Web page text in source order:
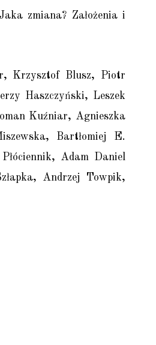
zmiana? Założenia i
Krzysztof Blusz, Piotr
Haszczyński, Leszek
Kuźniar, Agnieszka
Bartłomiej E.
Adam Daniel
Andrzej Towpik,